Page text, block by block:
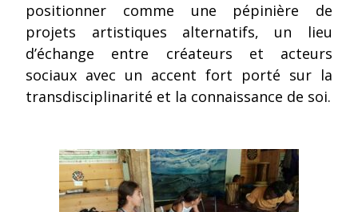
positionner comme une pépinière de
projets artistiques alternatifs, un lieu
d’échange entre créateurs et acteurs
sociaux avec un accent fort porté sur la
transdisciplinarité et la connaissance de soi.